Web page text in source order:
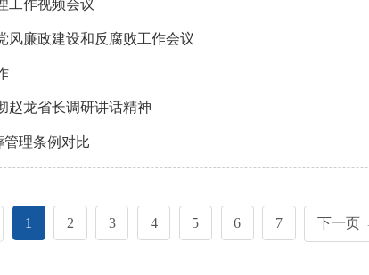
工作视频会议
风廉政建设和反腐败工作会议
赵龙省长调研讲话精神
管理条例对比
1 2 3 4 5 6 7 下一页